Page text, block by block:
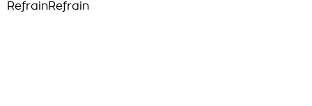
RefrainRefrain